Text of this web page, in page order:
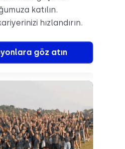
katılın.
hızlandırın.
göz atın